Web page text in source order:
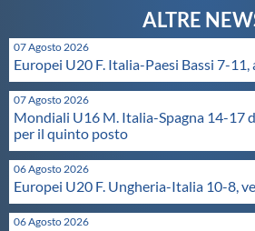
Propaganda
Centri Federali
Area Legislativa
07 Agosto 2026
Europei U20 F. Italia-Paesi Bassi 7-
07 Agosto 2026
Mondiali U16 M. Italia-Spagna 14-17
per il quinto posto
06 Agosto 2026
Europei U20 F. Ungheria-Italia 10-8,
06 Agosto 2026